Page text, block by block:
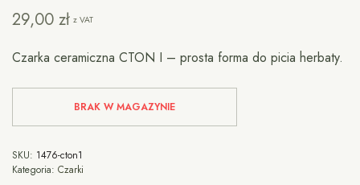
29,00zł z VAT
Czarka ceramiczna CTON I – prosta forma do picia herbaty.
BRAK W MAGAZYNIE
SKU: 1476-cton1
Kategoria: Czarki